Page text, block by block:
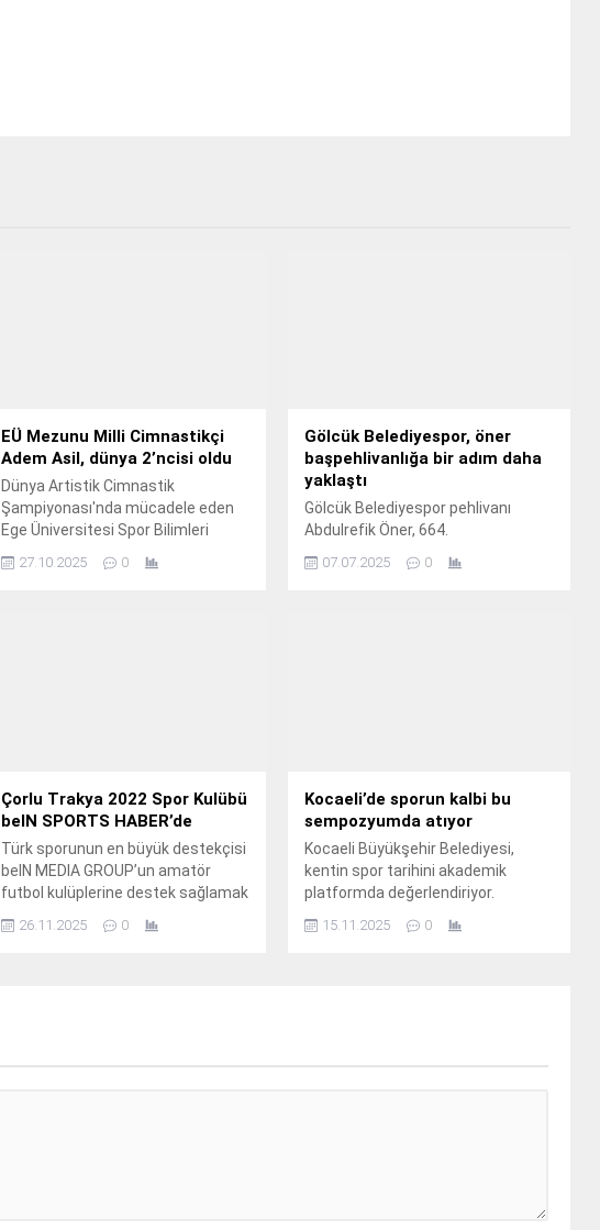
EÜ Mezunu Milli Cimnastikçi
Adem Asil, dünya 2’ncisi oldu
Dünya Artistik Cimnastik
Şampiyonası'nda mücadele eden
Ege Üniversitesi Spor Bilimleri
Fakültesi mezunu Adem Asil,
erkekler bireysel halka aletinde
27.10.2025 0
Gölcük Belediyespor, öner
başpehlivanlığa bir adım daha
yaklaştı
Gölcük Belediyespor pehlivanı
Abdulrefik Öner, 664.
07.07.2025 0
Çorlu Trakya 2022 Spor Kulübü
beIN SPORTS HABER’de
Türk sporunun en büyük destekçisi
beIN MEDIA GROUP’un amatör
futbol kulüplerine destek sağlamak
SQUAD projesinde takımlar, beIN
26.11.2025 0
Kocaeli’de sporun kalbi bu
sempozyumda atıyor
Kocaeli Büyükşehir Belediyesi,
kentin spor tarihini akademik
platformda değerlendiriyor.
15.11.2025 0